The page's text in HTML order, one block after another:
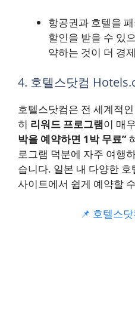
항공권과 호텔을
할인을 받을 수 있
약하는 것이 더 경
4. 호텔스닷컴
호텔스닷컴은 전 세계적
히 리워드 프로그램이 매
박을 예약하면 1박 무료”
로그램 덕분에 자주 여행
습니다. 일본 내 다양한
사이트에서 쉽게 예약할
📌 호텔스